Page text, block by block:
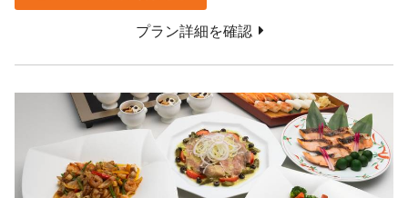
プラン詳細を確認